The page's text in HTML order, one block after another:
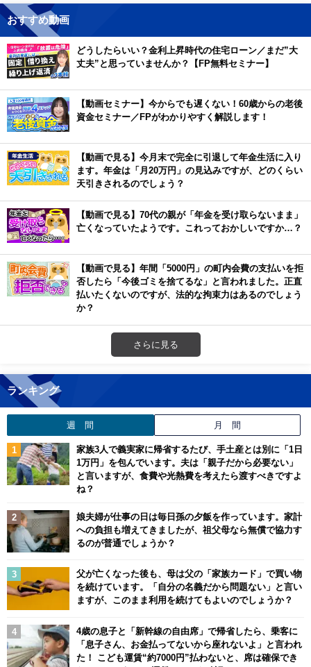
おすすめ動画
どうしたらいい？金利上昇時代の住宅ローン／まだ”大
丈夫”と思っていませんか？【FP無料セミナー】
【動画セミナー】今からでも遅くない！60歳からの老後
資金セミナー／FPがわかりやすく解説します！
【動画で見る】今月末で完全に引退して年金生活に入り
ます。年金は「月20万円」の見込みですが、どのくらい
天引きされるのでしょう？
【動画で見る】70代の親が「年金を受け取らないまま」
亡くなっていたようです。これっておかしいですか…？
【動画で見る】年間「5000円」の町内会費の支払いを拒
否したら「今後ゴミを捨てるな」と言われました。正直
払いたくないのですが、法的な拘束力はあるのでしょう
か？
さらに見る
ランキング
週 間 月 間
家族3人で義実家に帰省するたび、手土産とは別に「1日
1万円」を包んでいます。夫は「親子だから必要ない」
と言いますが、食費や光熱費を考えたら渡すべきですよ
ね？
娘夫婦が仕事の日は毎日孫の夕飯を作っています。家計
への負担も増えてきましたが、祖父母なら無償で協力す
るのが普通でしょうか？
父が亡くなった後も、母は父の「家族カード」で買い物
を続けています。「自分の名義だから問題ない」と言い
ますが、このまま利用を続けてもよいのでしょうか？
4歳の息子と「新幹線の自由席」で帰省したら、乗客に
「息子さん、お金払ってないから座れないよ」と言われ
た！ こども運賃“約7000円”払わないと、席は確保でき